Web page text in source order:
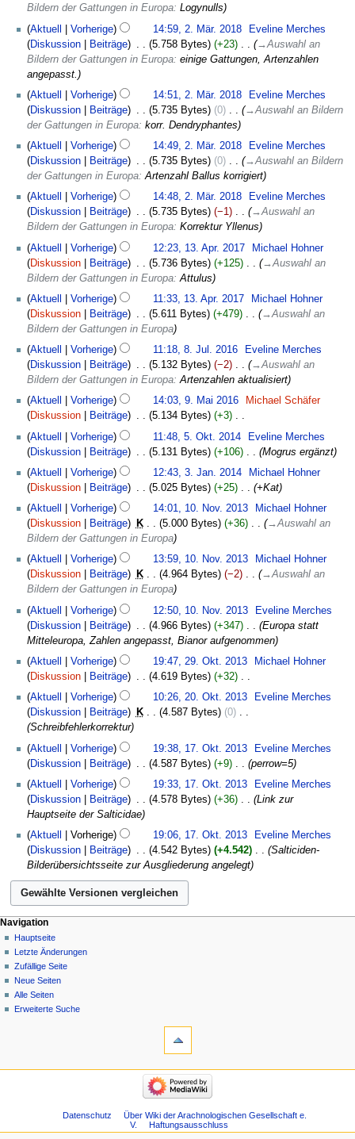
Bildern der Gattungen in Europa: Logynulls
Aktuell
Vorherige 14:59, 2. Mär. 2018
Eveline Merches
Diskussion
Beiträge 5.758 Bytes +23 ‎ →Auswahl an
Bildern der Gattungen in Europa: einige Gattungen, Artenzahlen
angepasst.
Aktuell
Vorherige 14:51, 2. Mär. 2018
Eveline Merches
Diskussion
Beiträge 5.735 Bytes 0 ‎ →Auswahl an Bildern
der Gattungen in Europa: korr. Dendryphantes
Aktuell
Vorherige 14:49, 2. Mär. 2018
Eveline Merches
Diskussion
Beiträge 5.735 Bytes 0 ‎ →Auswahl an Bildern
der Gattungen in Europa:Artenzahl Ballus korrigiert
Aktuell
Vorherige 14:48, 2. Mär. 2018
Eveline Merches
Diskussion
Beiträge 5.735 Bytes −1 ‎ →Auswahl an
Bildern der Gattungen in Europa: Korrektur Yllenus
April
2017
Aktuell Vorherige 12:23, 13. Apr. 2017
Michael Hohner
Diskussion
Beiträge 5.736 Bytes +125 ‎ →Auswahl an
Bildern der Gattungen in Europa: Attulus
Aktuell
Vorherige 11:33, 13. Apr. 2017
Michael Hohner
Diskussion
Beiträge 5.611 Bytes +479 ‎ →Auswahl an
Bildern der Gattungen in Europa
Juli
2016
Aktuell Vorherige 11:18, 8. Jul. 2016
Eveline Merches
Diskussion
Beiträge 5.132 Bytes −2 ‎ →Auswahl an
Bildern der Gattungen in Europa:Artenzahlen aktualisiert
9.
Mai
Aktuell Vorherige 14:03, 9. Mai 2016
Michael Schäfer
Diskussion
Beiträge 5.134 Bytes +3 ‎
K
e
n
e
B
e
a
b
e
i
t
u
n
g
s
u
s
a
m
m
n
f
s
s
u
n
g
Oktober
Aktuell Vorherige 11:48, 5. Okt. 2014
Eveline Merches
Diskussion
Beiträge 5.131 Bytes +106 ‎ Mogrus ergänzt
Januar
Aktuell Vorherige 12:43, 3. Jan. 2014
Michael Hohner
Diskussion
Beiträge 5.025 Bytes +25 ‎ +Kat
10.
November
2013
Aktuell Vorherige 14:01, 10. Nov. 2013
Michael Hohner
Diskussion
Beiträge K 5.000 Bytes +36 ‎ →Auswahl an
Bildern der Gattungen in Europa
Aktuell
Vorherige 13:59, 10. Nov. 2013
Michael Hohner
Diskussion
Beiträge K 4.964 Bytes −2 ‎ →Auswahl an
Bildern der Gattungen in Europa
Aktuell
Vorherige 12:50, 10. Nov. 2013
Eveline Merches
Diskussion
Beiträge 4.966 Bytes +347 ‎
Europa statt
Mitteleuropa, Zahlen angepasst, Bianor aufgenommen
Oktober
Aktuell Vorherige 19:47, 29. Okt. 2013
Michael Hohner
Diskussion
Beiträge 4.619 Bytes +32 ‎
K
e
n
e
B
e
a
r
e
i
t
u
g
u
s
a
m
f
20.
Oktober
2013
Aktuell Vorherige 10:26, 20. Okt. 2013
Eveline Merches
Diskussion
Beiträge K 4.587 Bytes 0 ‎
Schreibfehlerkorrektur
Oktober
2013
Aktuell Vorherige 19:38, 17. Okt. 2013
Eveline Merches
Diskussion
Beiträge 4.587 Bytes +9 ‎
perrow=5
Aktuell
Vorherige 19:33, 17. Okt. 2013
Eveline Merches
Diskussion
Beiträge 4.578 Bytes +36 ‎
Link zur
Hauptseite der Salticidae
Aktuell
Vorherige 19:06, 17. Okt. 2013
Eveline Merches
Diskussion
Beiträge 4.542 Bytes +4.542 ‎
Salticiden-
Bilderübersichtsseite zur Ausgliederung angelegt
Navigation
Hauptseite
Letzte Änderungen
Zufällige Seite
Neue Seiten
Alle Seiten
Erweiterte Suche
Datenschutz
Über Wiki der Arachnologischen Gesellschaft e.
V.
Haftungsausschluss